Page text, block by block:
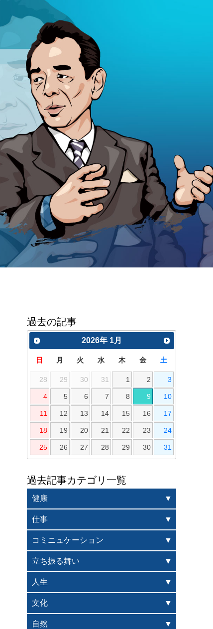
過去の記事
2026年 1月
日 月 火 水 木 金 土
28 29 30 31 1 2 3
4 5 6 7 8 9 10
11 12 13 14 15 16 17
18 19 20 21 22 23 24
25 26 27 28 29 30 31
過去記事カテゴリ一覧
健康
仕事
コミニュケーション
立ち振る舞い
人生
文化
自然